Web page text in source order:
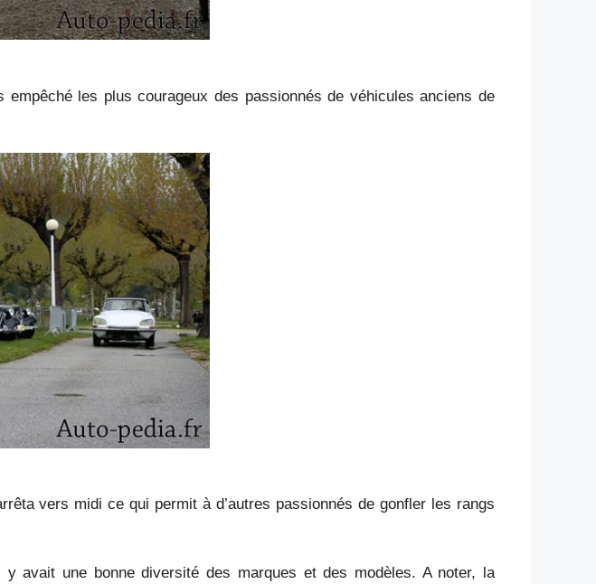
les plus courageux des passionnés de véhicules anciens de
vers midi ce qui permit à d’autres passionnés de gonfler les rangs
avait une bonne diversité des marques et des modèles. A noter, la